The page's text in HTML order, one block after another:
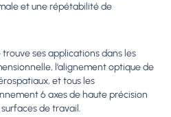
et une répétabilité de
ses applications dans les
l’alignement optique de
et tous les
6 axes de haute précision
de travail.